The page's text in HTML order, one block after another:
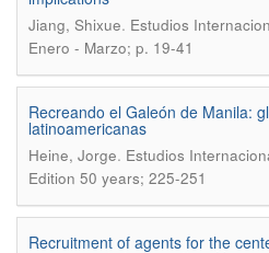
Jiang, Shixue. Estudios
Enero - Marzo; p. 19-41
Recreando el Galeón de Manila:
latinoamericanas
Heine, Jorge. Estudios
Edition 50 years; 225-251
Recruitment of agents for the